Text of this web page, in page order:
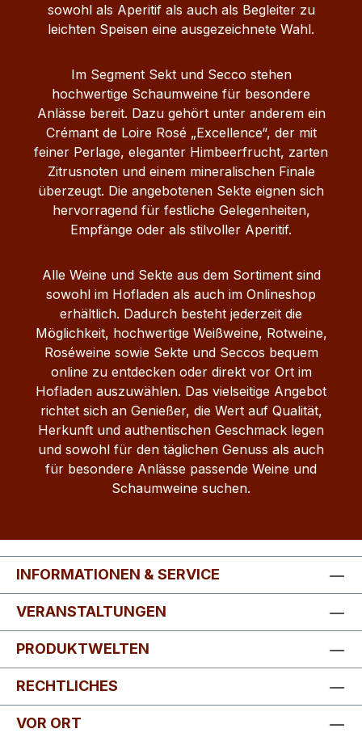
sowohl als Aperitif als auch als Begleiter zu
leichten Speisen eine ausgezeichnete Wahl.
Im Segment Sekt und Secco stehen
hochwertige Schaumweine für besondere
Anlässe bereit. Dazu gehört unter anderem ein
Crémant de Loire Rosé „Excellence“, der mit
feiner Perlage, eleganter Himbeerfrucht, zarten
Zitrusnoten und einem mineralischen Finale
überzeugt. Die angebotenen Sekte eignen sich
hervorragend für festliche Gelegenheiten,
Empfänge oder als stilvoller Aperitif.
Alle Weine und Sekte aus dem Sortiment sind
sowohl im Hofladen als auch im Onlineshop
erhältlich. Dadurch besteht jederzeit die
Möglichkeit, hochwertige Weißweine, Rotweine,
Roséweine sowie Sekte und Seccos bequem
online zu entdecken oder direkt vor Ort im
Hofladen auszuwählen. Das vielseitige Angebot
richtet sich an Genießer, die Wert auf Qualität,
Herkunft und authentischen Geschmack legen
und sowohl für den täglichen Genuss als auch
für besondere Anlässe passende Weine und
Schaumweine suchen.
INFORMATIONEN & SERVICE
VERANSTALTUNGEN
PRODUKTWELTEN
RECHTLICHES
VOR ORT